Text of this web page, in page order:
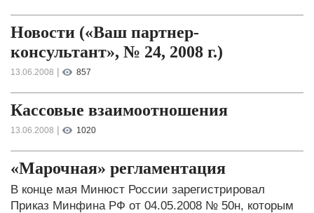
Новости («Ваш партнер-
консультант», № 24, 2008 г.)
13.06.2008 | 857
Кассовые взаимоотношения
13.06.2008 | 1020
«Марочная» регламентация
В конце мая Минюст России зарегистрировал
Приказ Минфина РФ от 04.05.2008 № 50н, которым